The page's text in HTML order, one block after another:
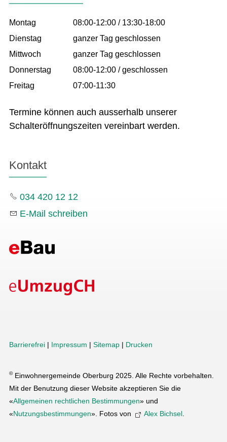
Montag
08:00-12:00 / 13:30-18:00
Dienstag
ganzer Tag geschlossen
Mittwoch
ganzer Tag geschlossen
Donnerstag
08:00-12:00 / geschlossen
Freitag
07:00-11:30
Termine können auch ausserhalb unserer
Schalteröffnungszeiten vereinbart werden.
Kontakt
034 420 12 12
E-Mail schreiben
©Einwohnergemeinde Oberburg 2025. Alle Rechte vorbehalten.
Mit der Benutzung dieser Website akzeptieren Sie die
«Allgemeinen rechtlichen Bestimmungen» und
«Nutzungsbestimmungen». Fotos von Alex Bichsel.
Barrierefrei | Impressum | Sitemap | Drucken